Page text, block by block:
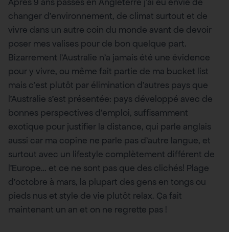
changer d’environnement, de climat surtout et de
vivre dans un autre coin du monde avant de devoir
poser mes valises pour de bon quelque part.
Bizarrement l’Australie n’a jamais été une évidence
pour y vivre, ou même fait partie de ma bucket list
mais c’est plutôt par élimination d’autres pays que
l’Australie s’est présentée: pays développé avec de
bonnes perspectives d’emploi, suffisamment
exotique pour justifier la distance, qui parle anglais
aussi car ma copine ne parle pas d’autre langue, et
surtout avec un lifestyle complètement différent de
l’Europe… et ce ne sont pas que des clichés! Plage
d’octobre à mars, la plupart des gens en tongs ou
pieds nus et style de vie plutôt relax. Ça fait
maintenant un an et on ne regrette pas !